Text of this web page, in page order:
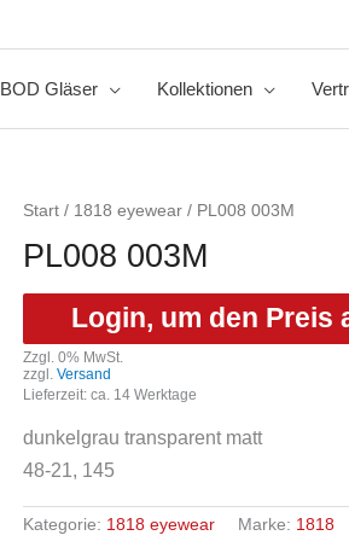
BOD Gläser Kollektionen
Start / 1818 eyewear / PL008 003M
PL008 003M
Login, um den Preis
Zzgl. 0% MwSt.
zzgl. Versand
Lieferzeit: ca. 14 Werktage
dunkelgrau transparent matt
48-21, 145
Kategorie: 1818 eyewear Marke: 1818